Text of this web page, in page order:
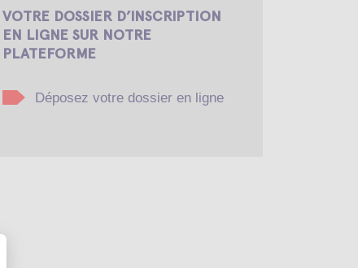
VOTRE DOSSIER D’INSCRIPTION
EN LIGNE SUR NOTRE
PLATEFORME
Déposez votre dossier en ligne